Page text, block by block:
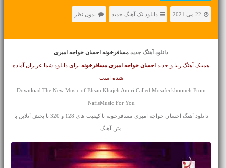
22 می 2021 دانلود تک آهنگ جدید بدون نظر
دانلود آهنگ جدید مسافرخونه احسان خواجه امیری
همینک آهنگ زیبا و جدید احسان خواجه امیری مسافرخونهبرای دانلود شما عزیزان آماده
شده است
Download The New Music of Ehsan Khajeh Amiri Called Mosaferkhooneh From
NafisMusic For You
دانلود آهنگ احسان خواجه امیری مسافرخونه با کیفیت های 128 و 320 با پخش آنلاین با
متن آهنگ